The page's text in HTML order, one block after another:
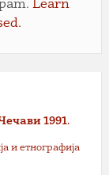
Learn
1991.
и етнографија